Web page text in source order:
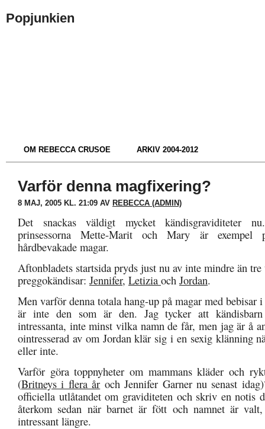
Popjunkien
OM REBECCA CRUSOE ARKIV 2004-2012
Varför denna magfixering?
8 MAJ, 2005 KL. 21:09 AV REBECCA (ADMIN)
Det snackas väldigt mycket kändisgraviditeter
prinsessorna Mette-Marit och Mary är exempel
hårdbevakade magar.
Aftonbladets startsida pryds just nu av inte mindre än
preggokändisar: Jennifer, Letizia och Jordan.
Men varför denna totala hang-up på magar med bebisar
är inte den som är den. Jag tycker att
intressanta, inte minst vilka namn de får, men jag är å
ointresserad av om Jordan klär sig i en sexig klänning
eller inte.
Varför göra toppnyheter om mammans kläder och
(Britneys i flera år och Jennifer Garner nu senast
officiella utlåtandet om graviditeten och skriv en notis
återkom sedan när barnet är fött och namnet är
intressant längre.